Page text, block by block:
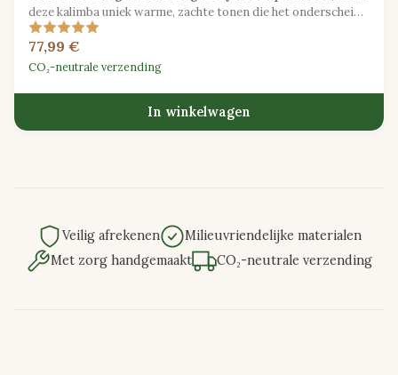
deze kalimba uniek warme, zachte tonen die het onderscheidt
van standaard stalen modellen.
77,99 €
CO₂-neutrale verzending
In winkelwagen
Veilig afrekenen
Milieuvriendelijke materialen
Met zorg handgemaakt
CO₂-neutrale verzending